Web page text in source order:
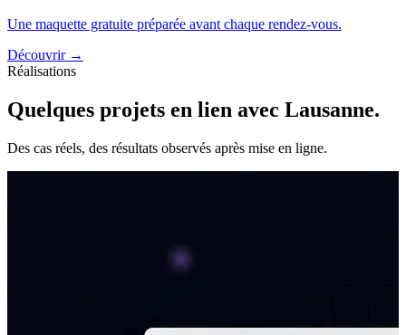
Une maquette gratuite préparée avant chaque rendez-vous.
Découvrir →
Réalisations
Quelques projets en lien avec Lausanne.
Des cas réels, des résultats observés après mise en ligne.